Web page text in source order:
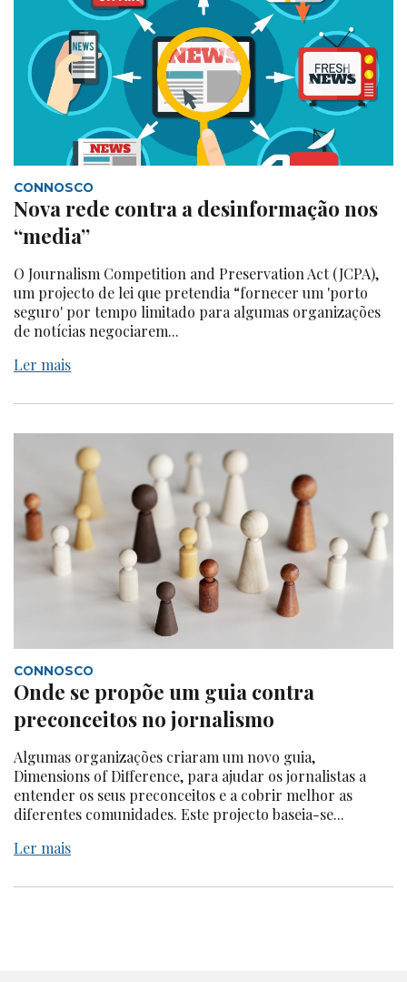
CONNOSCO
Nova rede contra a desinformação nos
“media”
O Journalism Competition and Preservation Act (JCPA),
um projecto de lei que pretendia “fornecer um 'porto
seguro' por tempo limitado para algumas organizações
de notícias negociarem...
Ler mais
CONNOSCO
Onde se propõe um guia contra
preconceitos no jornalismo
Algumas organizações criaram um novo guia,
Dimensions of Difference, para ajudar os jornalistas a
entender os seus preconceitos e a cobrir melhor as
diferentes comunidades. Este projecto baseia-se...
Ler mais